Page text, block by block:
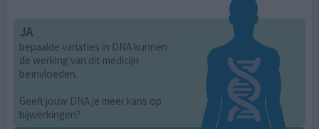
JA
bepaalde variaties in DNA kunnen
de werking van dit medicijn
beïnvloeden.
Geeft jouw DNA je meer kans op
bijwerkingen?